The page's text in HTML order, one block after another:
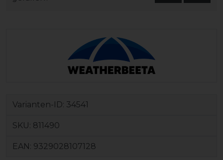
Varianten-ID: 34541
SKU: 811490
EAN: 9329028107128